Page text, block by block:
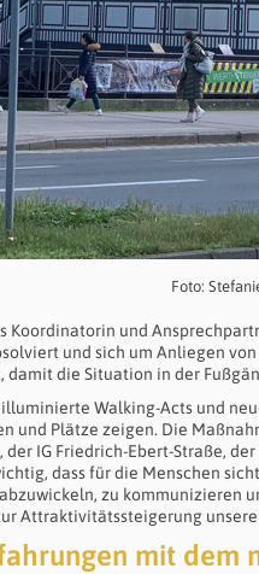
Foto:
Koordinatorin und
und sich um Anliegen
damit die Situation in der
Walking-Acts und
und Plätze zeigen. Die
der IG Friedrich-Ebert-Straße,
dass für die Menschen
zu kommunizieren
Attraktivitätssteigerung
mit dem